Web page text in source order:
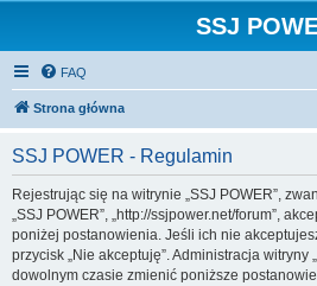
SSJ
FAQ
Strona główna
SSJ POWER - Regulamin
Rejestrując się na witrynie „SSJ POWER”,
„SSJ POWER”, „http://ssjpower.net/forum”,
poniżej postanowienia. Jeśli ich nie
przycisk „Nie akceptuję”. Administracja witryny
dowolnym czasie zmienić poniższe